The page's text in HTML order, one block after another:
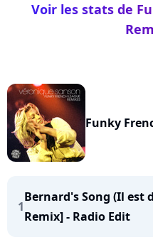
Voir les stats de
Funky
1
Bernard's Song (Il est
Remix] - Radio Edit